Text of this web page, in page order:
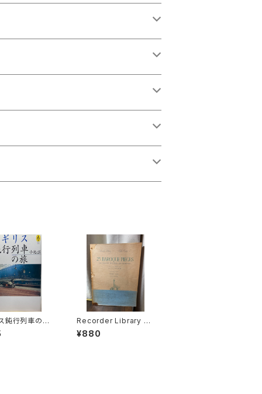
鈍行列車の旅
小池滋】出版社：
1997年
Recorder Library Ta
da Sries1 25 BAROQ
UE PIECES FOR TRE
¥880